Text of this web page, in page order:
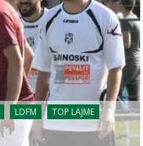
LDFM TOP LAJME